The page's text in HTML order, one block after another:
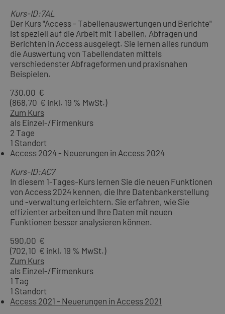
Kurs-ID:7AL
Der Kurs "Access - Tabellenauswertungen und Berichte"
ist speziell auf die Arbeit mit Tabellen, Abfragen und
Berichten in Access ausgelegt. Sie lernen alles rundum
die Auswertung von Tabellendaten mittels
verschiedenster Abfrageformen und praxisnahen
Beispielen.
730,00 €
(868,70 € inkl. 19 % MwSt.)
Zum Kurs
als Einzel-/Firmenkurs
2 Tage
1 Standort
Access 2024 - Neuerungen in Access 2024
Kurs-ID:AC7
In diesem 1-Tages-Kurs lernen Sie die neuen Funktionen
von Access 2024 kennen, die Ihre Datenbankerstellung
und -verwaltung erleichtern. Sie erfahren, wie Sie
effizienter arbeiten und Ihre Daten mit neuen
Funktionen besser analysieren können.
590,00 €
(702,10 € inkl. 19 % MwSt.)
Zum Kurs
als Einzel-/Firmenkurs
1 Tag
1 Standort
Access 2021 - Neuerungen in Access 2021